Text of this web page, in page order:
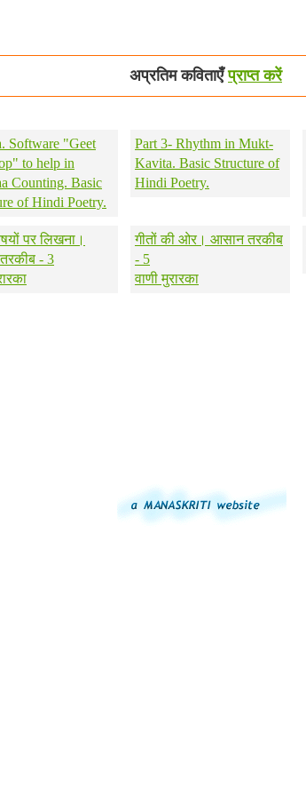
अप्रतिम कविताएँप्राप्त करें
Software "Geet
to help in
Counting. Basic
of Hindi Poetry.
Part 3- Rhythm in Mukt-
Kavita. Basic Structure of
Hindi Poetry.
पर लिखना।
- 3
गीतों की ओर। आसान तरकीब
- 5
वाणी मुरारका